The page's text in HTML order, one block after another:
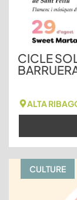
CICLE
ALTA
CULTURE